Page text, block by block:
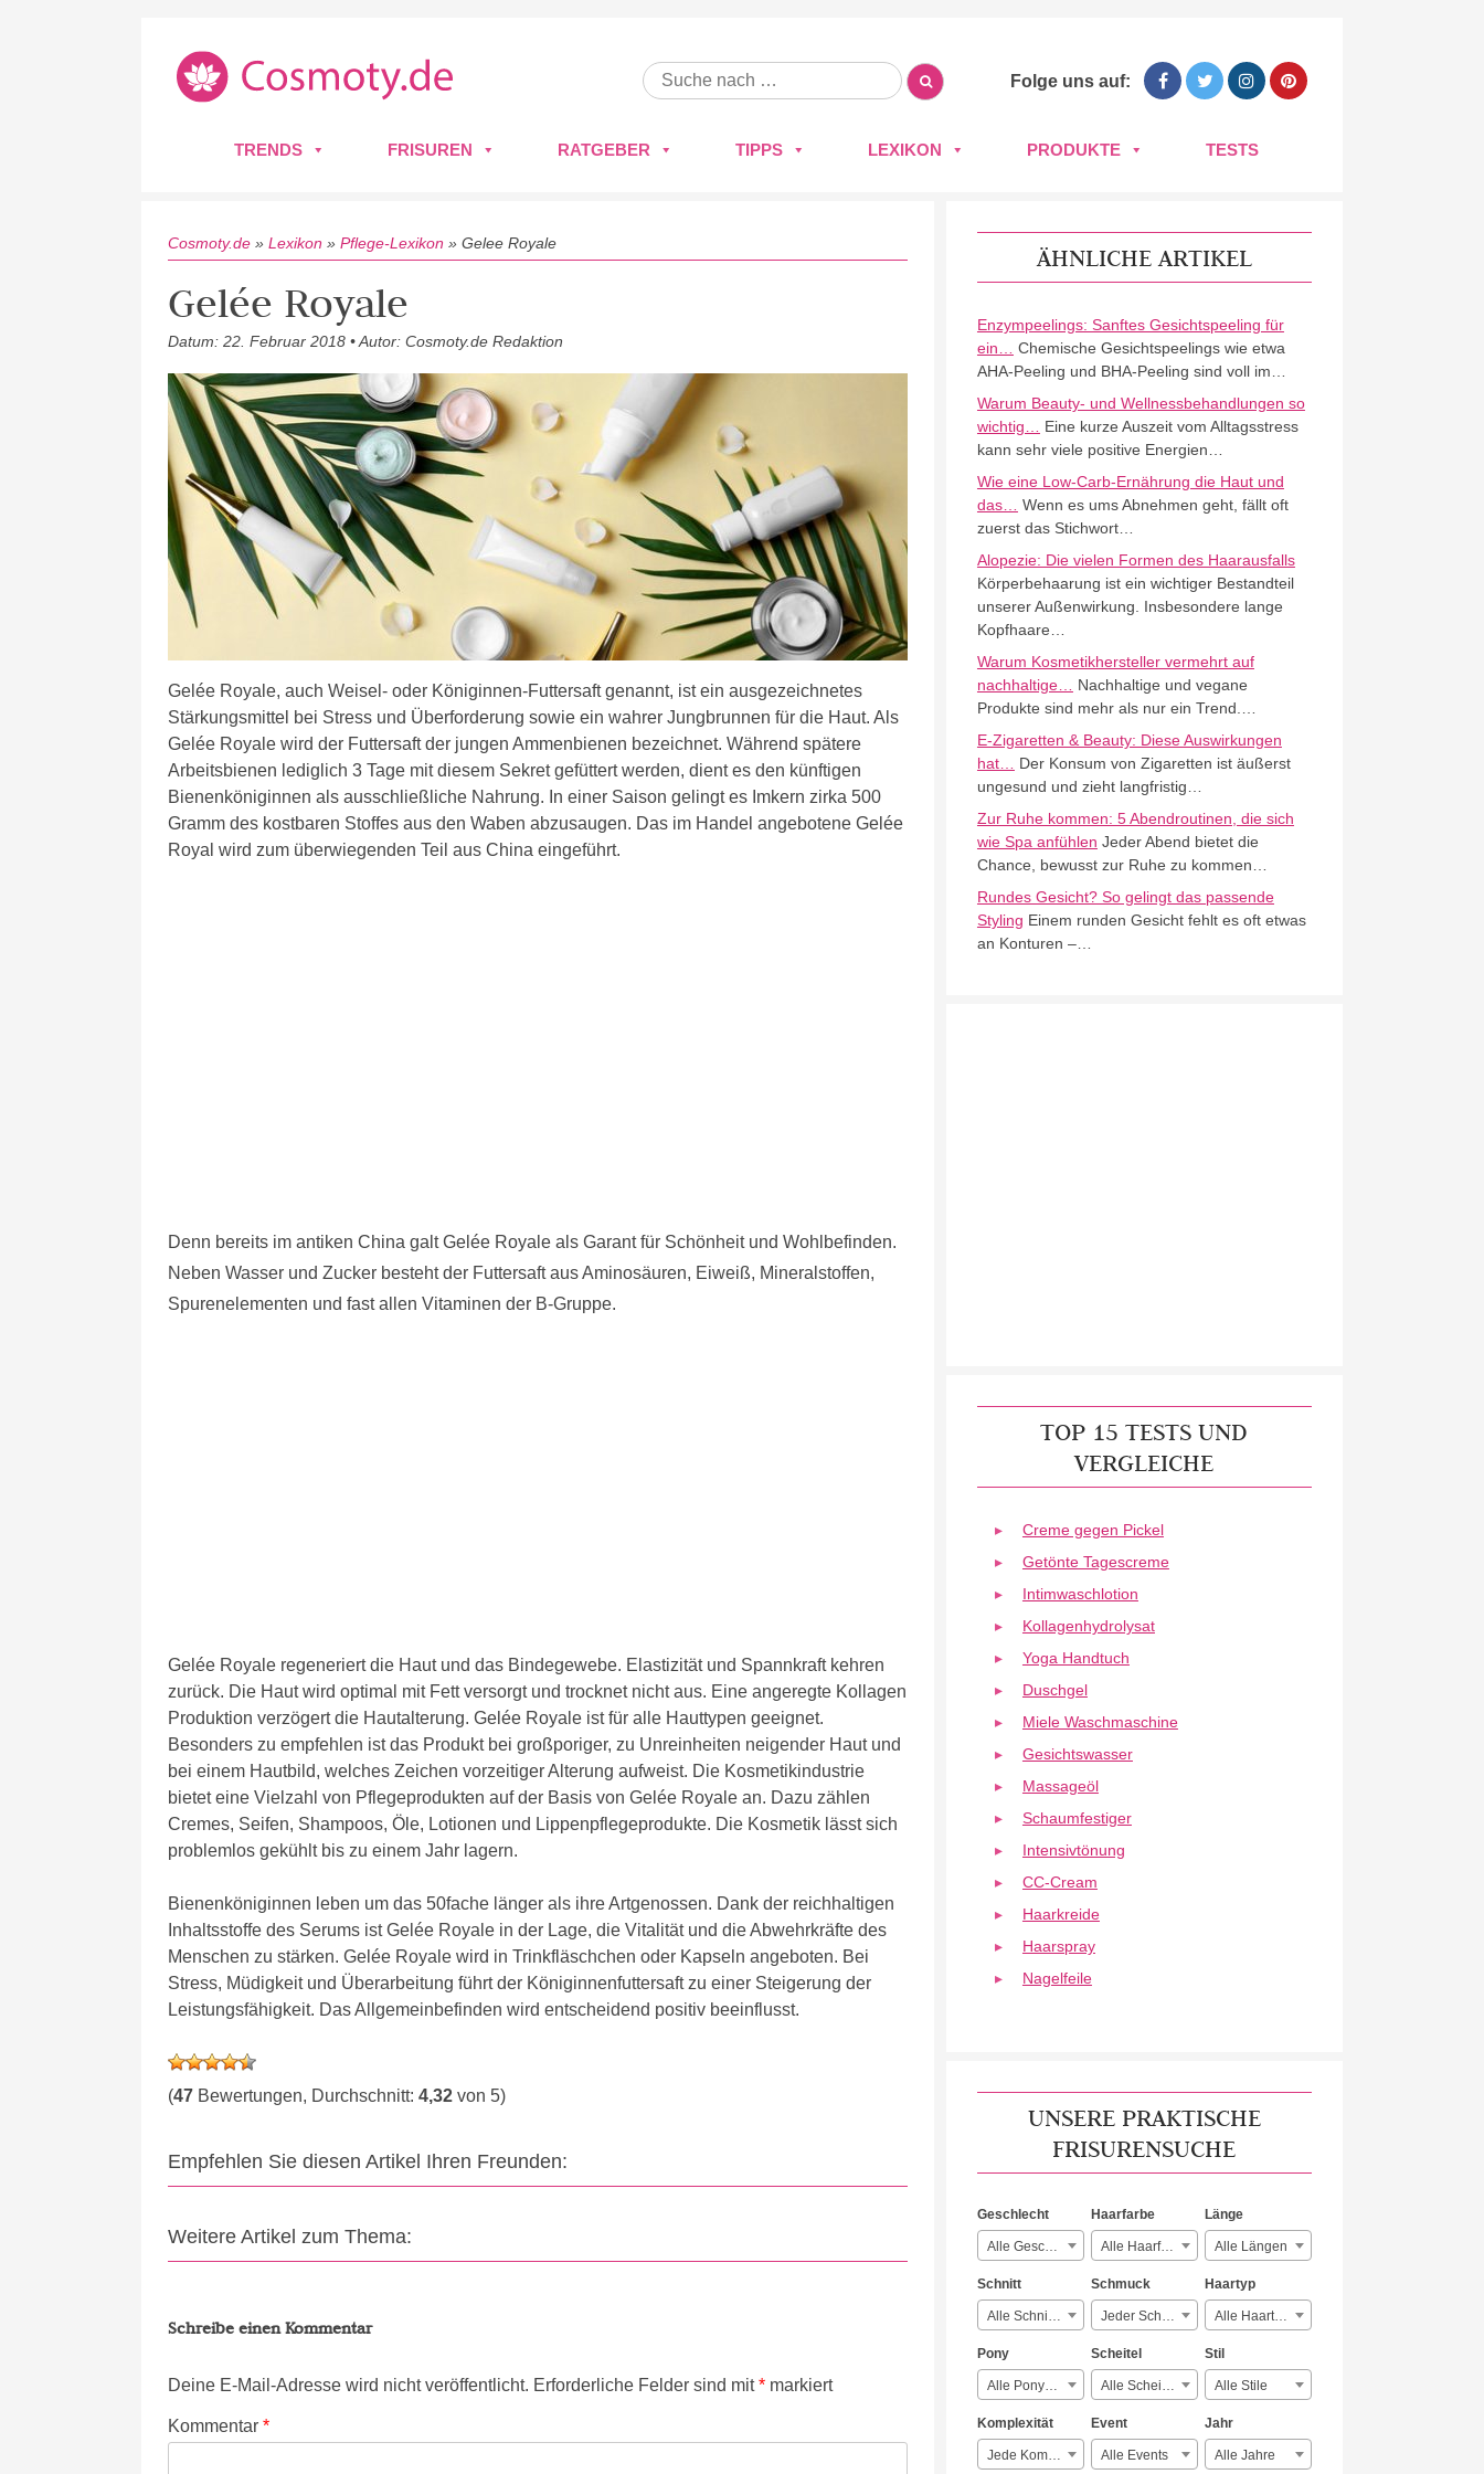
Folge uns auf:
TRENDS FRISUREN RATGEBER TIPPS LEXIKON PRODUKTE TESTS
Cosmoty.de » Lexikon » Pflege-Lexikon » Gelee Royale
Gelée Royale
Datum: 22. Februar 2018 • Autor: Cosmoty.de Redaktion
Gelée Royale, auch Weisel- oder Königinnen-Futtersaft genannt, ist ein ausgezeichnetes
Stärkungsmittel bei Stress und Überforderung sowie ein wahrer Jungbrunnen für die Haut. Als
Gelée Royale wird der Futtersaft der jungen Ammenbienen bezeichnet. Während spätere
Arbeitsbienen lediglich 3 Tage mit diesem Sekret gefüttert werden, dient es den künftigen
Bienenköniginnen als ausschließliche Nahrung. In einer Saison gelingt es Imkern zirka 500
Gramm des kostbaren Stoffes aus den Waben abzusaugen. Das im Handel angebotene Gelée
Royal wird zum überwiegenden Teil aus China eingeführt.
Denn bereits im antiken China galt Gelée Royale als Garant für Schönheit und Wohlbefinden.
Neben Wasser und Zucker besteht der Futtersaft aus Aminosäuren, Eiweiß, Mineralstoffen,
Spurenelementen und fast allen Vitaminen der B-Gruppe.
Gelée Royale regeneriert die Haut und das Bindegewebe. Elastizität und Spannkraft kehren
zurück. Die Haut wird optimal mit Fett versorgt und trocknet nicht aus. Eine angeregte Kollagen
Produktion verzögert die Hautalterung. Gelée Royale ist für alle Hauttypen geeignet.
Besonders zu empfehlen ist das Produkt bei großporiger, zu Unreinheiten neigender Haut und
bei einem Hautbild, welches Zeichen vorzeitiger Alterung aufweist. Die Kosmetikindustrie
bietet eine Vielzahl von Pflegeprodukten auf der Basis von Gelée Royale an. Dazu zählen
Cremes, Seifen, Shampoos, Öle, Lotionen und Lippenpflegeprodukte. Die Kosmetik lässt sich
problemlos gekühlt bis zu einem Jahr lagern.
Bienenköniginnen leben um das 50fache länger als ihre Artgenossen. Dank der reichhaltigen
Inhaltsstoffe des Serums ist Gelée Royale in der Lage, die Vitalität und die Abwehrkräfte des
Menschen zu stärken. Gelée Royale wird in Trinkfläschchen oder Kapseln angeboten. Bei
Stress, Müdigkeit und Überarbeitung führt der Königinnenfuttersaft zu einer Steigerung der
Leistungsfähigkeit. Das Allgemeinbefinden wird entscheidend positiv beeinflusst.
(47 Bewertungen, Durchschnitt: 4,32 von 5)
Empfehlen Sie diesen Artikel Ihren Freunden:
Weitere Artikel zum Thema:
Schreibe einen Kommentar
Deine E-Mail-Adresse wird nicht veröffentlicht. Erforderliche Felder sind mit* markiert
Kommentar *
ÄHNLICHE ARTIKEL
Enzympeelings: Sanftes Gesichtspeeling für
ein…
Chemische Gesichtspeelings wie etwa
AHA-Peeling und BHA-Peeling sind voll im…
Warum Beauty- und Wellnessbehandlungen so
wichtig…
Eine kurze Auszeit vom Alltagsstress
kann sehr viele positive Energien…
Wie eine Low-Carb-Ernährung die Haut und
das…
Wenn es ums Abnehmen geht, fällt oft
zuerst das Stichwort…
Alopezie: Die vielen Formen des Haarausfalls
Körperbehaarung ist ein wichtiger Bestandteil
unserer Außenwirkung. Insbesondere lange
Kopfhaare…
Warum Kosmetikhersteller vermehrt auf
nachhaltige…
Nachhaltige und vegane
Produkte sind mehr als nur ein Trend.…
E-Zigaretten & Beauty: Diese Auswirkungen
hat…
Der Konsum von Zigaretten ist äußerst
ungesund und zieht langfristig…
Zur Ruhe kommen: 5 Abendroutinen, die sich
wie Spa anfühlen Jeder Abend bietet die
Chance, bewusst zur Ruhe zu kommen…
Rundes Gesicht? So gelingt das passende
Styling Einem runden Gesicht fehlt es oft etwas
an Konturen –…
TOP 15 TESTS UND
VERGLEICHE
Creme gegen Pickel
Getönte Tagescreme
Intimwaschlotion
Kollagenhydrolysat
Yoga Handtuch
Duschgel
Miele Waschmaschine
Gesichtswasser
Massageöl
Schaumfestiger
Intensivtönung
CC-Cream
Haarkreide
Haarspray
Nagelfeile
UNSERE PRAKTISCHE
FRISURENSUCHE
Geschlecht
Alle Geschlechter
Haarfarbe
Alle Haarfarben
Länge
Alle Längen
Schnitt
Alle Schnitte
Schmuck
Jeder Schmuck
Haartyp
Alle Haartypen
Pony
Alle Ponyarten
Scheitel
Alle Scheitelarten
Stil
Alle Stile
Komplexität
Jede Komplexität
Event
Alle Events
Jahr
Alle Jahre